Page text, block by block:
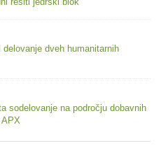
dveh humanitarnih
sodelovanje na področju dobavnih